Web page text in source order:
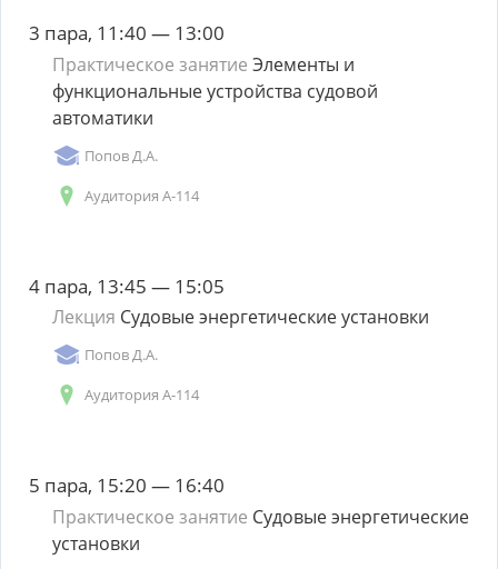
3 пара, 11:40 — 13:00
Практическое занятие Элементы и
функциональные устройства судовой
автоматики
Попов Д.А.
Аудитория А-114
4 пара, 13:45 — 15:05
Лекция Судовые энергетические установки
Попов Д.А.
Аудитория А-114
5 пара, 15:20 — 16:40
Практическое занятие Судовые энергетические
установки